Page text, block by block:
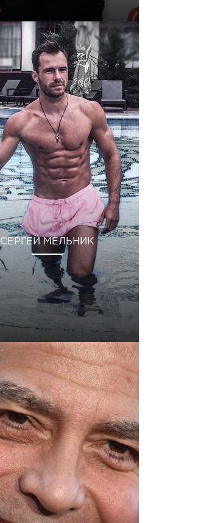
СЕРГЕЙ МЕЛЬНИК